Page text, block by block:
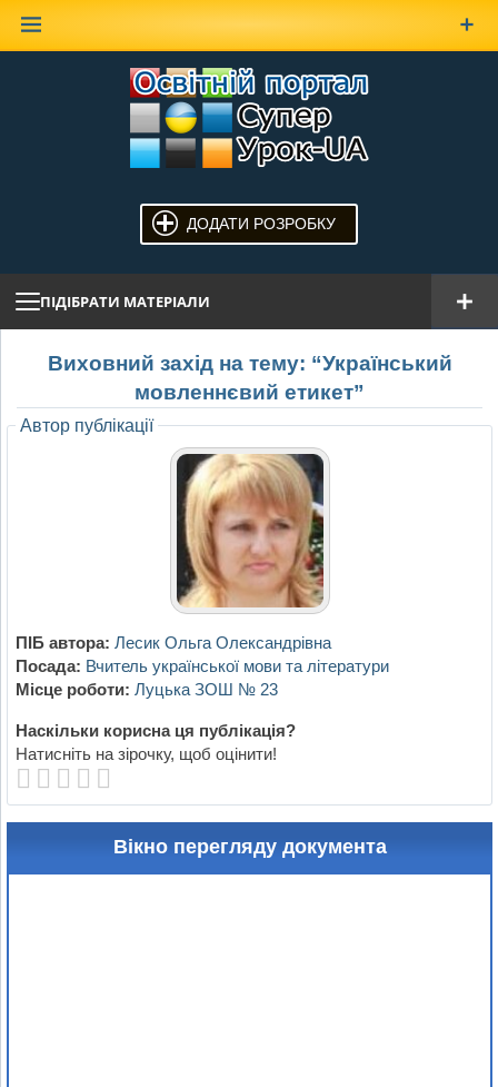
ДОДАТИ РОЗРОБКУ
ПІДІБРАТИ МАТЕРІАЛИ
Виховний захід на тему: “Український
мовленнєвий етикет”
Автор публікації
ПІБ автора: Лесик Ольга Олександрівна
Посада: Вчитель української мови та літератури
Місце роботи: Луцька ЗОШ № 23
Наскільки корисна ця публікація?
Натисніть на зірочку, щоб оцінити!
Вікно перегляду документа